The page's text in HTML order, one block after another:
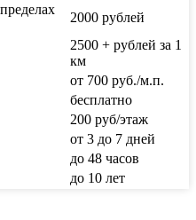
2000 рублей
2500 + рублей за 1
км
от 700 руб./м.п.
бесплатно
200 руб/этаж
от 3 до 7 дней
до 48 часов
до 10 лет